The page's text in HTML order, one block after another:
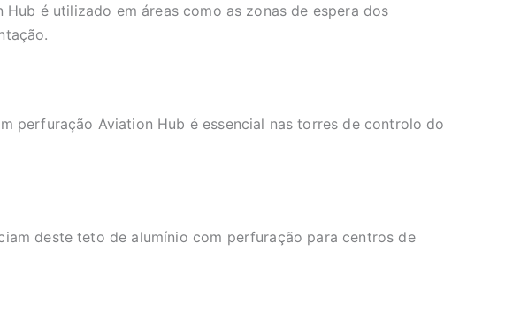
é utilizado em áreas como as zonas de espera dos
perfuração Aviation Hub é essencial nas torres de controlo do
deste teto de alumínio com perfuração para centros de